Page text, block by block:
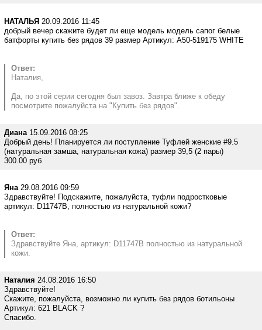
НАТАЛЬЯ 20.09.2016 11:45
добрый вечер скажите будет ли еще модель модель сапог белые
батфорты купить без рядов 39 размер Артикул: A50-519175 WHITE
Ответ:
Наталия,
Да, по этой серии сегодня был завоз. Завтра ближе к обеду
посмотрите пожалуйста на "Купить без рядов".
Диана15.09.2016 08:25
Добрый день! Планируется ли поступление Туфлей женские #9.5
(натуральная замша, натуральная кожа) размер 39,5 (2 пары)
300.00 руб
Яна29.08.2016 09:59
Здравствуйте! Подскажите, пожалуйста, туфли подростковые
артикул: D11747B, полностью из натуральной кожи?
Ответ:
Здравствуйте Яна, артикул: D11747B полностью из натуральной
кожи.
Наталия 24.08.2016 16:50
Здравствуйте!
Скажите, пожалуйста, возможно ли купить без рядов ботильоны
Артикул: 621 BLACK ?
Спасибо.